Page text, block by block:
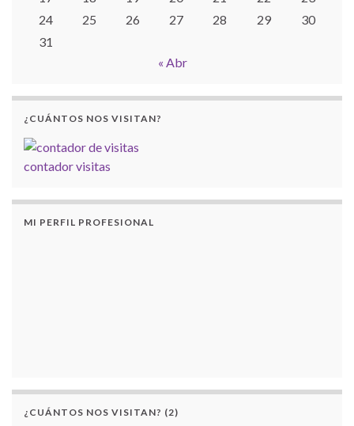
24
25 26 27 28 29
30
31
« Abr
¿CUÁNTOS NOS VISITAN?
contador visitas
MI PERFIL PROFESIONAL
¿CUÁNTOS NOS VISITAN? (2)